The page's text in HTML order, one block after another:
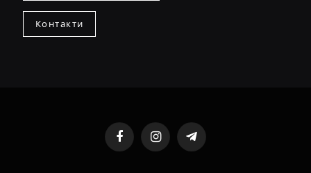
Контакти
FacebookInstagramTelegram